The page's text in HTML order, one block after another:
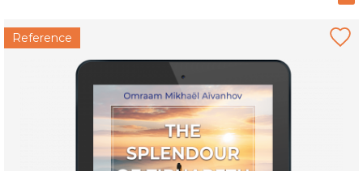
Reference